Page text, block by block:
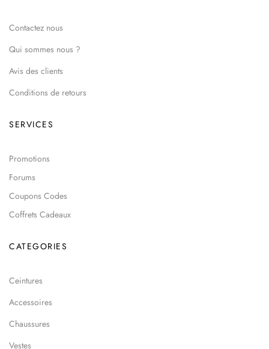
Contactez nous
Qui sommes nous ?
Avis des clients
Conditions de retours
SERVICES
Promotions
Forums
Coupons Codes
Coffrets Cadeaux
CATEGORIES
Ceintures
Accessoires
Chaussures
Vestes